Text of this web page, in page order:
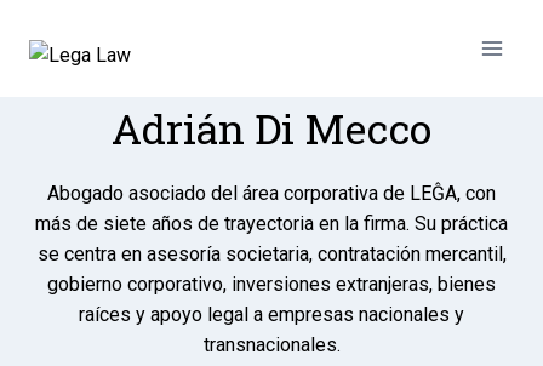
Adrián Di Mecco
Abogado asociado del área corporativa de LEĜA, con
más de siete años de trayectoria en la firma. Su práctica
se centra en asesoría societaria, contratación mercantil,
gobierno corporativo, inversiones extranjeras, bienes
raíces y apoyo legal a empresas nacionales y
transnacionales.